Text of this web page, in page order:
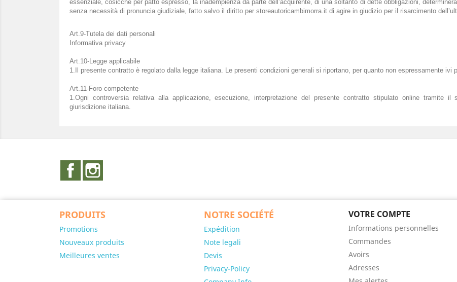
essenziale, cosicché per patto espresso, la inadempienza da parte dell’acquirente, di una soltanto di dette obbligazioni,
senza necessità di pronuncia giudiziale, fatto salvo il diritto per storeautoricambimorra.it di agire in giudizio per il risarcimento
Art.9-Tutela dei dati personali
Informativa privacy
Art.10-Legge applicabile
1.Il presente contratto è regolato dalla legge italiana. Le presenti condizioni generali si riportano, per quanto non espressamente ivi
Art.11-Foro competente
1.Ogni controversia relativa alla applicazione, esecuzione, interpretazione del presente contratto stipulato online tramite
giurisdizione italiana.
Facebook
PRODUITS
Promotions
Nouveaux produits
Meilleures ventes
NOTRE SOCIÉTÉ
Expédition
Note legali
Devis
Privacy-Policy
VOTRE COMPTE
Informations personnelles
Commandes
Avoirs
Adresses